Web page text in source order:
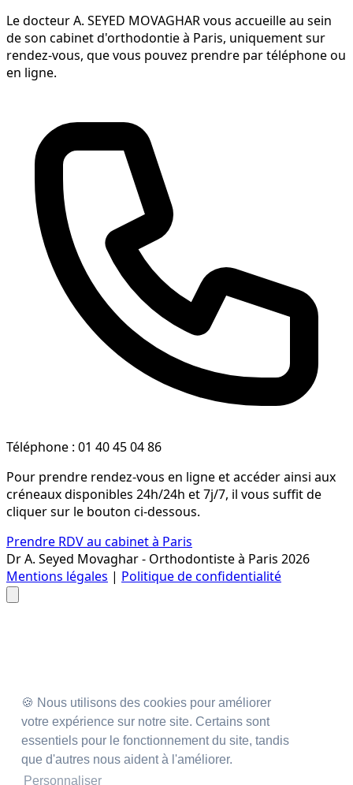
🍪 Nous utilisons des cookies pour améliorer
votre expérience sur notre site. Certains sont
essentiels pour le fonctionnement du site, tandis
que d'autres nous aident à l'améliorer.
Personnaliser
Le docteur A. SEYED MOVAGHAR vous accueille au sein
de son cabinet d'orthodontie à Paris, uniquement sur
rendez-vous, que vous pouvez prendre par téléphone ou
en ligne.
Téléphone : 01 40 45 04 86
Pour prendre rendez-vous en ligne et accéder ainsi aux
créneaux disponibles 24h/24h et 7j/7, il vous suffit de
cliquer sur le bouton ci-dessous.
Prendre RDV au cabinet à Paris
Dr A. Seyed Movaghar - Orthodontiste à Paris 2026
Mentions légales | Politique de confidentialité
Sommaire